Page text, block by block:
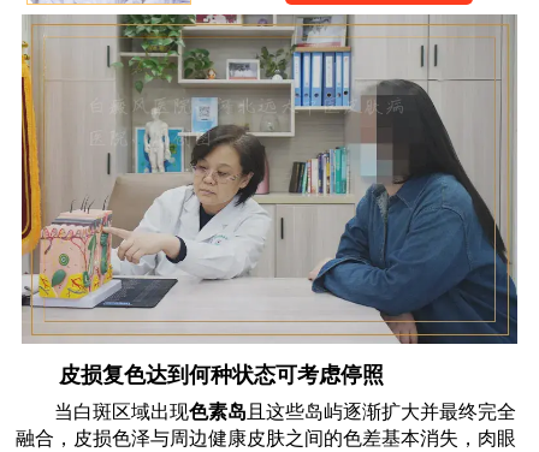
皮损复色达到何种状态可考虑停照
当白斑区域出现色素岛 且这些岛屿逐渐扩大并最终完全
融合，皮损色泽与周边健康皮肤之间的色差基本消失，肉眼